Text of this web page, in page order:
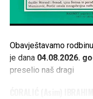
Obavještavamo
je dana 04.08.2026.
preselio naš dragi